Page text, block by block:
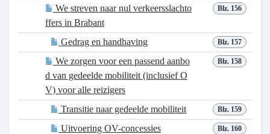
Blz. 156
We streven naar nul verkeersslachto
ffers in Brabant
Blz. 157
Gedrag en handhaving
Blz. 158
We zorgen voor een passend aanbo
d van gedeelde mobiliteit (inclusief O
V) voor alle reizigers
Blz. 159
Transitie naar gedeelde mobiliteit
Blz. 160
Uitvoering OV-concessies